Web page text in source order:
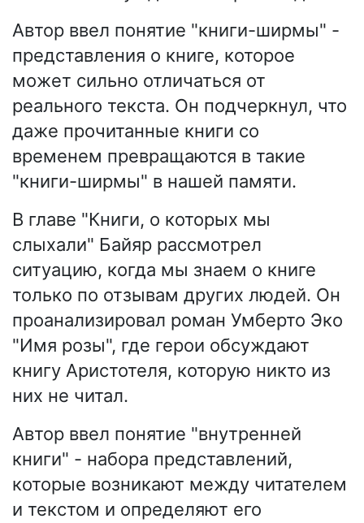
Автор ввел понятие "книги-ширмы" -
представления о книге, которое
может сильно отличаться от
реального текста. Он подчеркнул, что
даже прочитанные книги со
временем превращаются в такие
"книги-ширмы" в нашей памяти.
В главе "Книги, о которых мы
слыхали" Байяр рассмотрел
ситуацию, когда мы знаем о книге
только по отзывам других людей. Он
проанализировал роман Умберто Эко
"Имя розы", где герои обсуждают
книгу Аристотеля, которую никто из
них не читал.
Автор ввел понятие "внутренней
книги" - набора представлений,
которые возникают между читателем
и текстом и определяют его